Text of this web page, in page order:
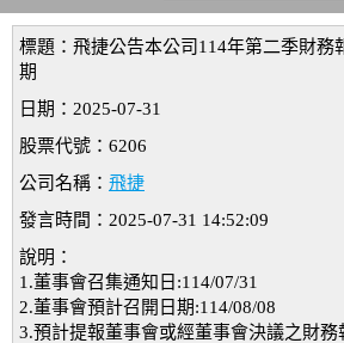
標題：飛捷公告本公司114年第二季財務
期
日期：2025-07-31
股票代號：6206
公司名稱： 飛捷
發言時間：2025-07-31 14:52:09
說明：
1.董事會召集通知日:114/07/31
2.董事會預計召開日期:114/08/08
3.預計提報董事會或經董事會決議之財務